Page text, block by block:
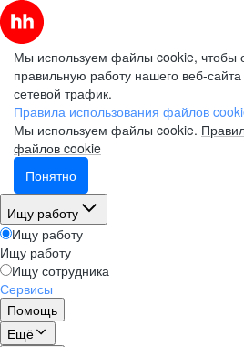
Мы используем файлы cookie, чтобы
правильную работу нашего веб-
сетевой трафик.
Правила использования файлов
Мы используем файлы cookie.
файлов cookie
Понятно
Ищу работу
Ищу работу
Ищу работу
Ищу сотрудника
Сервисы
Помощь
Ещё